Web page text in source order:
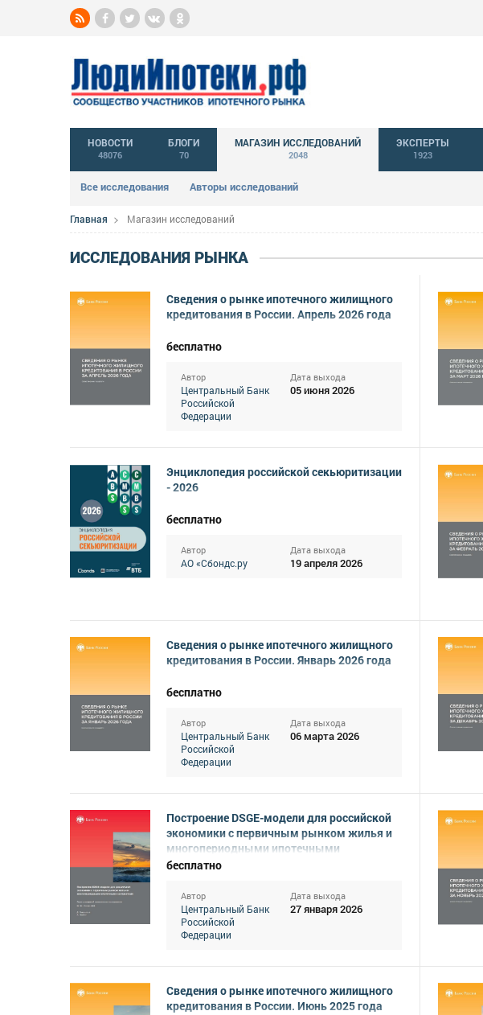
НОВОСТИ
48076
БЛОГИ
70
МАГАЗИН ИССЛЕДОВАНИЙ
2048
Все исследования Авторы исследований
ЭКСПЕРТЫ
1923
Главная Магазин исследований
ИССЛЕДОВАНИЯ РЫНКА
Сведения о рынке ипотечного жилищного
кредитования в России. Апрель 2026 года
бесплатно
Автор
Центральный Банк
Российской
Федерации
Дата выхода
05 июня 2026
Энциклопедия российской секьюритизации
- 2026
бесплатно
Автор
АО «Сбондс.ру
Дата выхода
19 апреля 2026
Сведения о рынке ипотечного жилищного
кредитования в России. Январь 2026 года
бесплатно
Автор
Центральный Банк
Российской
Федерации
Дата выхода
06 марта 2026
Построение DSGE-модели для российской
экономики с первичным рынком жилья и
многопериодными ипотечными
контрактами
бесплатно
Автор
Центральный Банк
Российской
Федерации
Дата выхода
27 января 2026
Сведения о рынке ипотечного жилищного
кредитования в России. Июнь 2025 года